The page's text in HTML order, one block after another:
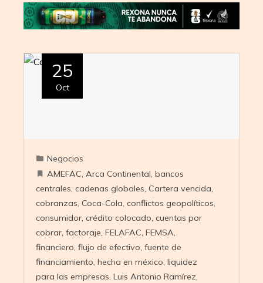
25
Oct
Negocios
AMEFAC, Arca Continental, bancos
centrales, cadenas globales, Cartera vencida,
cobranzas, Coca-Cola, conflictos geopolíticos,
consumidor, crédito colocado, cuentas por
cobrar, factoraje, FELAFAC, FEMSA,
financiero, flujo de efectivo, fuente de
financiamiento, hecha en méxico, liquidez
para las empresas, Luis Antonio Ramírez,